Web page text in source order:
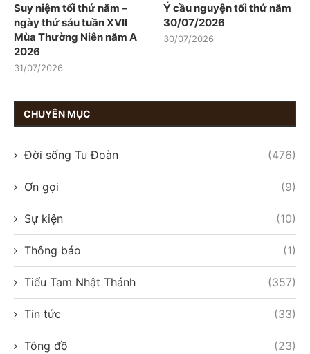
Suy niệm tối thứ năm –
ngày thứ sáu tuần XVII
Mùa Thường Niên năm A
2026
31/07/2026
Ý cầu nguyện tối thứ năm
30/07/2026
30/07/2026
CHUYÊN MỤC
Đời sống Tu Đoàn (476)
Ơn gọi (9)
Sự kiện (10)
Thông báo (1)
Tiểu Tam Nhật Thánh (357)
Tin tức (33)
Tông đồ (23)